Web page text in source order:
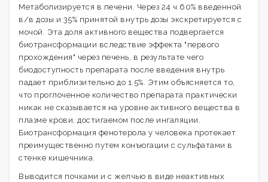
Метаболизируется в печени. Через 24 ч 60% введенной
в/в дозы и 35% принятой внутрь дозы экскретируется с
мочой. Эта доля активного вещества подвергается
биотрансформации вследствие эффекта "первого
прохождения" через печень, в результате чего
биодоступность препарата после введения внутрь
падает приблизительно до 1.5%. Этим объясняется то,
что проглоченное количество препарата практически
никак не сказывается на уровне активного вещества в
плазме крови, достигаемом после ингаляции.
Биотрансформация фенотерола у человека протекает
преимущественно путем конъюгации с сульфатами в
стенке кишечника.
Выводится почками и с желчью в виде неактивных